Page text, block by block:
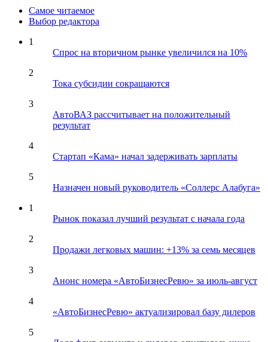
Самое читаемое
Выбор редактора
1
Спрос на вторичном рынке увеличился на 10%
2
Тока субсидии сокращаются
3
АвтоВАЗ рассчитывает на положительный
результат
4
Стартап «Кама» начал задерживать зарплаты
5
Назначен новый руководитель «Соллерс Алабуга»
1
Рынок показал лучший результат с начала года
2
Продажи легковых машин: +13% за семь месяцев
3
Анонс номера «АвтоБизнесРевю» за июль-август
4
«АвтоБизнесРевю» актуализировал базу дилеров
5